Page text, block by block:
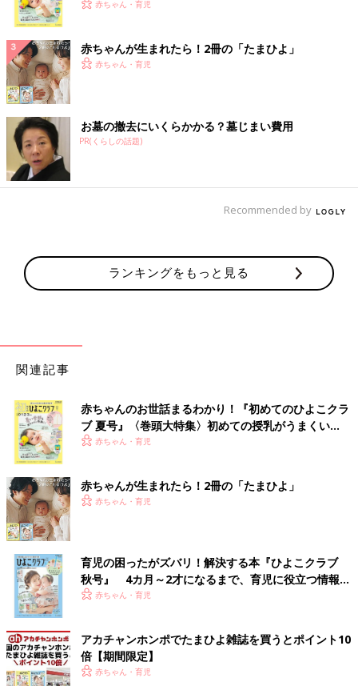
く！ おっぱい・ミルクの基本と夏のトラブル 解決テ
赤ちゃん・育児
赤ちゃんが生まれたら！2冊の「たまひよ」
赤ちゃん・育児
お墓の撤去にいくらかかる？墓じまい費用
PR(くらしの話題)
Recommended by
ランキングをもっと見る
関連記事
赤ちゃんのお世話まるわかり！『初めてのひよこクラ
ブ 夏号』〈巻頭大特集〉初めての授乳がうまくい
く！ おっぱい・ミルクの基本と夏のトラブル 解決テ
赤ちゃん・育児
赤ちゃんが生まれたら！2冊の「たまひよ」
赤ちゃん・育児
育児の困ったがズバリ！解決する本『ひよこクラブ
秋号』 4カ月～2才になるまで、育児に役立つ情報が
いっぱい！
赤ちゃん・育児
アカチャンホンポでたまひよ雑誌を買うとポイント10
倍【期間限定】
赤ちゃん・育児